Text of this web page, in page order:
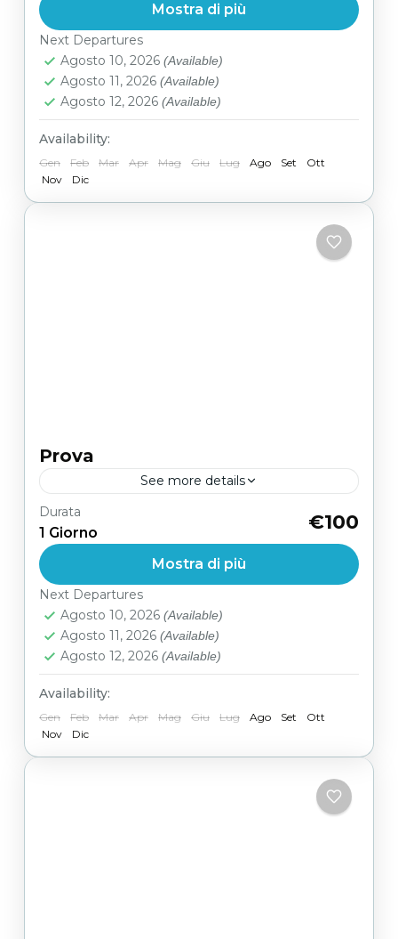
Mostra di più
Next Departures
Agosto 10, 2026 (Available)
Agosto 11, 2026 (Available)
Agosto 12, 2026 (Available)
Availability:
Gen Feb Mar Apr Mag Giu Lug Ago Set
Ott
Nov
Dic
Prova
See more details
Australia
Mediterraneo,Oceano Indiano,Oriente,
Sud Africa, Sud America
Facile
Durata
1 Giorno €100
Mostra di più
Next Departures
Agosto 10, 2026 (Available)
Agosto 11, 2026 (Available)
Agosto 12, 2026 (Available)
Availability:
Gen Feb Mar Apr Mag Giu Lug Ago Set
Ott
Nov
Dic